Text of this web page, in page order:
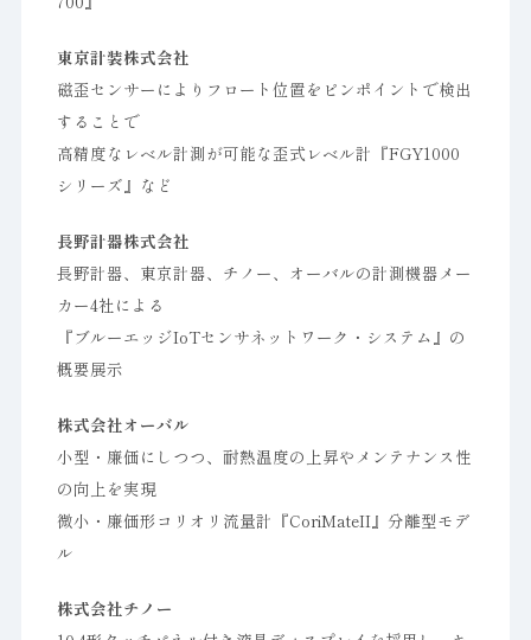
東京計装株式会社
磁歪センサーによりフロート位置をピンポイントで検出
することで
高精度なレベル計測が可能な歪式レベル計『FGY1000
シリーズ』など
長野計器株式会社
長野計器、東京計器、チノー、オーバルの計測機器メー
カー4社による
『ブルーエッジIoTセンサネットワーク・システム』の
概要展示
株式会社オーバル
小型・廉価にしつつ、耐熱温度の上昇やメンテナンス性
の向上を実現
微小・廉価形コリオリ流量計『CoriMateII』分離型モデ
ル
株式会社チノー